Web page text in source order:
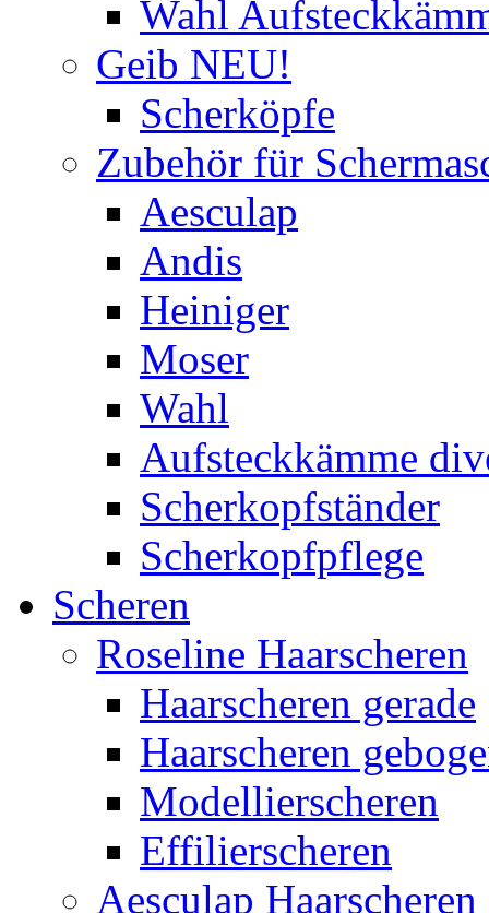
Wahl
Geib NEU!
Scherköpfe
Zubehör für
Aesculap
Andis
Heiniger
Moser
Wahl
Aufsteckkämme
Scherkopfständer
Scherkopfpflege
Scheren
Roseline Haarscheren
Haarscheren gerade
Haarscheren
Modellierscheren
Effilierscheren
Aesculap Haarscheren